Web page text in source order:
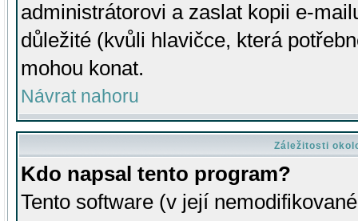
administrátorovi a zaslat kopii e-
důležité (kvůli hlavičce, která
mohou konat.
Návrat nahoru
Záležitosti
Kdo napsal tento program?
Tento software (v její